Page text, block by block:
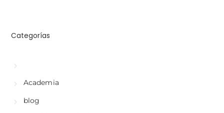
Categorías
Academia
blog